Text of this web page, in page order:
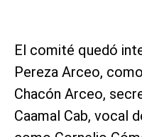
El comité quedó
Pereza Arceo,
Chacón Arceo,
Caamal Cab, vocal